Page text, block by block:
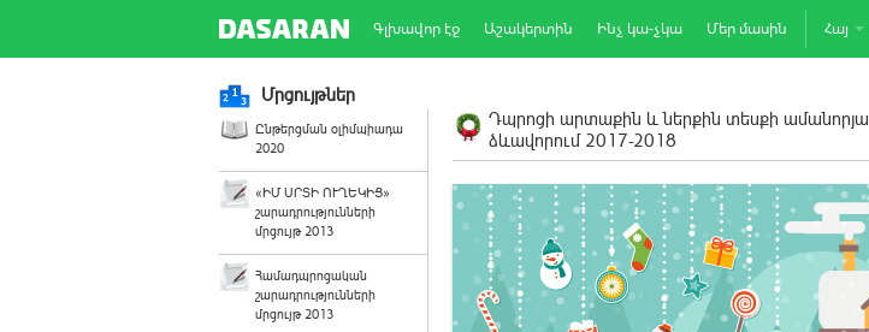
Գլխավոր էջ Աշակերտին Ինչ կա-չկա Մեր մասին Հայ
Մրցույթներ
Ընթերցման օլիմպիադա
2020
«ԻՄ ՍՐՏԻ ՈՒՂԵԿԻՑ»
շարադրությունների
մրցույթ 2013
Համադպրոցական
շարադրությունների
մրցույթ 2013
Դպրոցի արտաքին և ներքին տեսքի ամանորյա
ձևավորում 2017-2018